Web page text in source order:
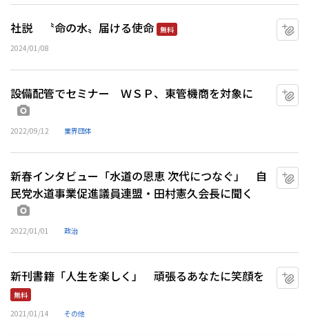
社説 〝命の水〟届ける使命 無料
2024/01/08
設備配管でセミナー ＷＳＰ、東管機商を対象に
2022/09/12 業界団体
新春インタビュー「水道の恩恵 次代につなぐ」 自
民党水道事業促進議員連盟・田村憲久会長に聞く
2022/01/01 政治
新刊書籍「人生を楽しく」 頑張るあなたに笑顔を
無料
2021/01/14
その他